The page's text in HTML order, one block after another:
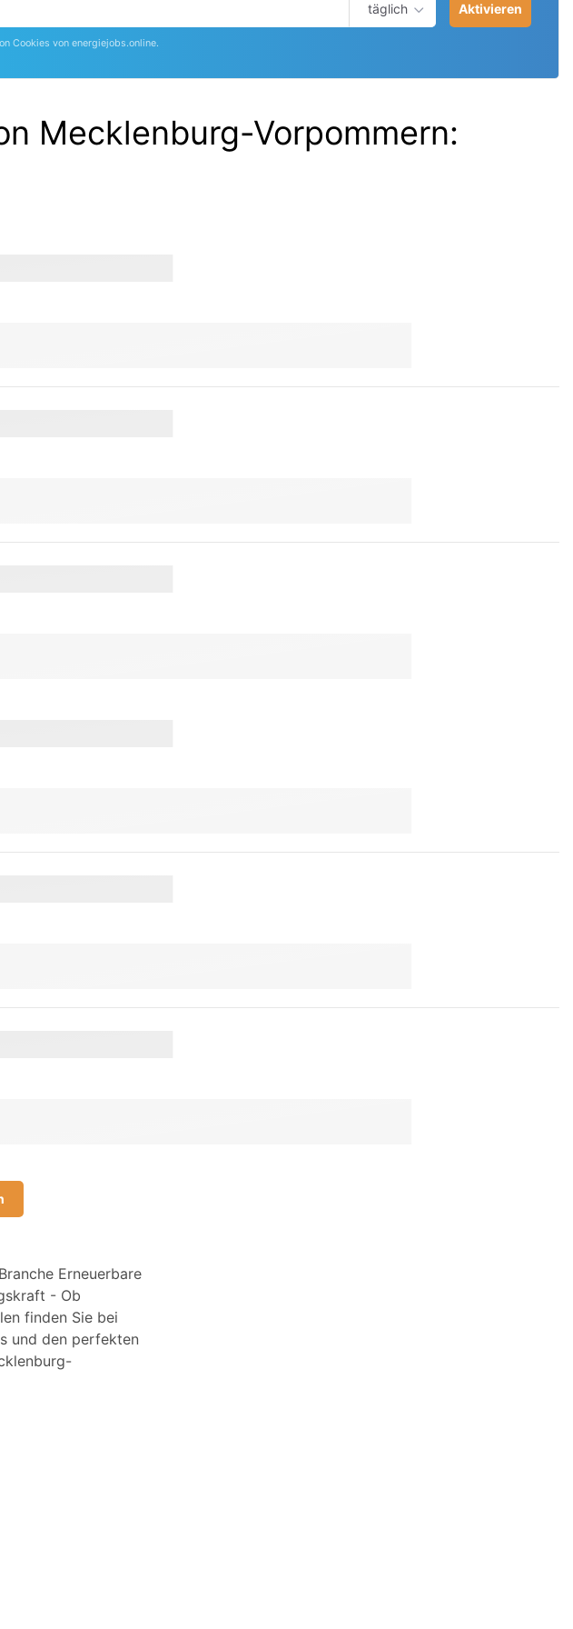
täglich Aktivieren
Cookies von energiejobs.online.
Mecklenburg-Vorpommern:
Erneuerbare
- Ob
finden Sie bei
und den perfekten